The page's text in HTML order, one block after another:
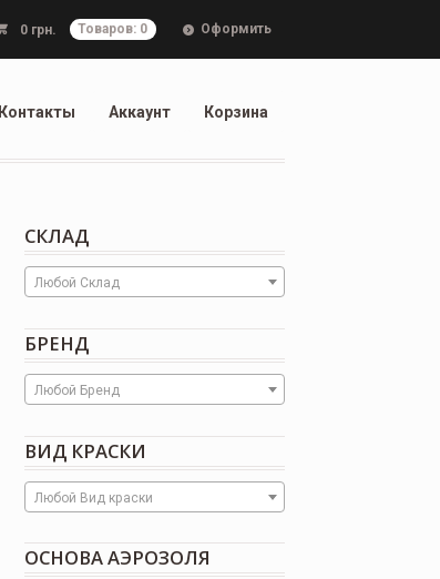
0 грн. Товаров: 0 Оформить
Контакты Аккаунт Корзина
СКЛАД
Любой Склад
БРЕНД
Любой Бренд
ВИД КРАСКИ
Любой Вид краски
ОСНОВА АЭРОЗОЛЯ